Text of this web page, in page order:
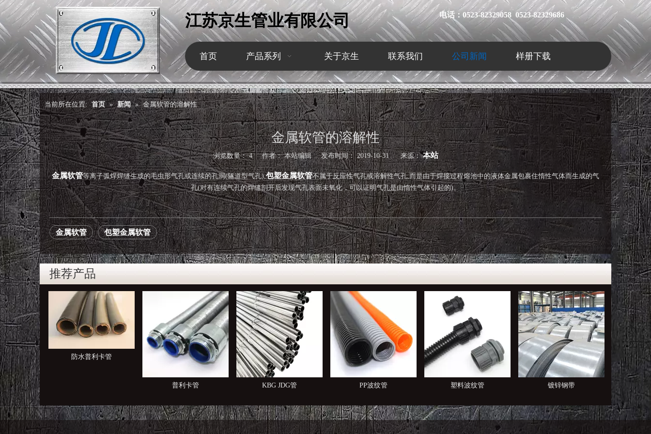
江苏京生管业有限公司 电话：0523-82329058 0523-82329686
首页 产品系列 关于京生 联系我们 公司新闻 样册下载
当前所在位置: 首页 » 新闻 » 金属软管的溶解性
金属软管的溶解性
浏览数量：4作者： 本站编辑 发布时间： 2019-10-31 来源：本站
["wechat","weibo","qzone","douban","email"]
金属软管等离子弧焊焊缝生成的毛虫形气孔或连续的孔洞(隧道型气孔),包塑金属软管不属于反应性气孔或溶解性气孔,而是由于焊接过程熔池中的液体金属包裹住惰性气体而生成的气
孔(对有连续气孔的焊缝剖开后发现气孔表面未氧化，可以证明气孔是由惰性气体引起的)。
金属软管 包塑金属软管
推荐产品
卡管
KBG JDG管 PP波纹管 塑料波纹管 镀锌钢带 电缆桥架